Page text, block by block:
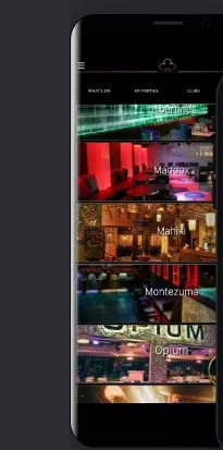
sociales: